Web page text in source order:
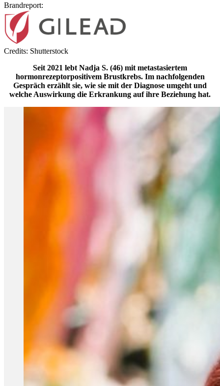
Brandreport:
Credits: Shutterstock
Seit 2021 lebt Nadja S. (46) mit metastasiertem
hormonrezeptorpositivem Brustkrebs. Im nachfolgenden
Gespräch erzählt sie, wie sie mit der Diagnose umgeht und
welche Auswirkung die Erkrankung auf ihre Beziehung hat.